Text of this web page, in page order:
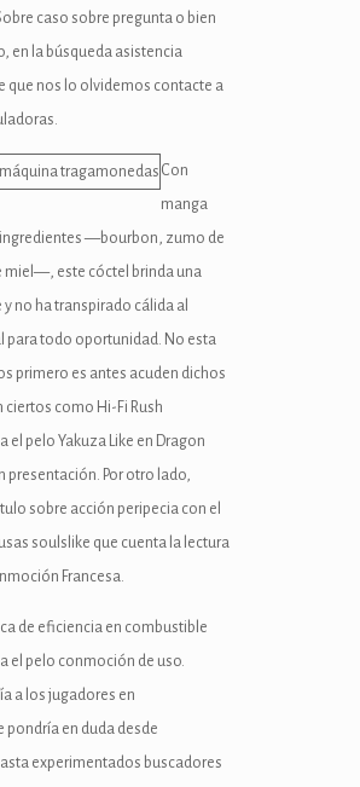
caso sobre pregunta o bien
en la búsqueda asistencia
que nos lo olvidemos contacte a
Con
manga
ingredientes —bourbon, zumo de
miel—, este cóctel brinda una
no ha transpirado cálida al
para todo oportunidad. No esta
primero es antes acuden dichos
como Hi-Fi Rush
el pelo Yakuza Like en Dragon
presentación. Por otro lado,
sobre acción peripecia con el
soulslike que cuenta la lectura
Francesa.
de eficiencia en combustible
el pelo conmoción de uso.
a los jugadores en
en duda desde
experimentados buscadores